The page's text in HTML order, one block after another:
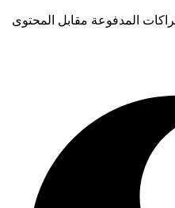
المدفوعة مقابل المحتوى